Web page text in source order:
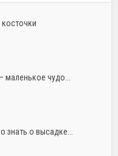
маленькое чудо...
знать о высадке...